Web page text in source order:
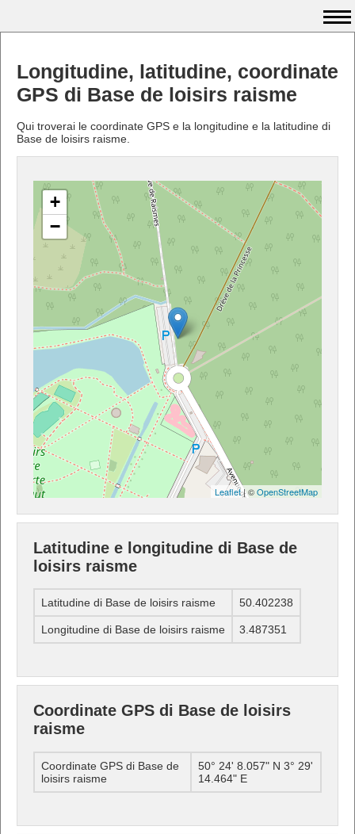
Longitudine, latitudine, coordinate
GPS di Base de loisirs raisme
Qui troverai le coordinate GPS e la longitudine e la latitudine di
Base de loisirs raisme.
+
−
Leaflet| ©OpenStreetMap
Latitudine e longitudine di Base de
loisirs raisme
Latitudine di Base de loisirs raisme 50.402238
Longitudine di Base de loisirs raisme 3.487351
Coordinate GPS di Base de loisirs
raisme
Coordinate GPS di Base de
loisirs raisme
50° 24' 8.057" N 3° 29'
14.464" E